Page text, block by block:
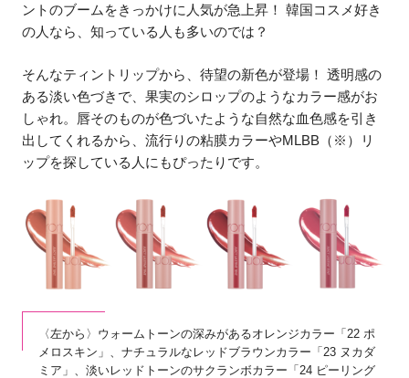
ントのブームをきっかけに人気が急上昇！ 韓国コスメ好き
の人なら、知っている人も多いのでは？
そんなティントリップから、待望の新色が登場！ 透明感の
ある淡い色づきで、果実のシロップのようなカラー感がお
しゃれ。唇そのものが色づいたような自然な血色感を引き
出してくれるから、流行りの粘膜カラーやMLBB（※）リ
ップを探している人にもぴったりです。
〈左から〉ウォームトーンの深みがあるオレンジカラー「22 ポ
メロスキン」、ナチュラルなレッドブラウンカラー「23 ヌカダ
ミア」、淡いレッドトーンのサクランボカラー「24 ピーリング